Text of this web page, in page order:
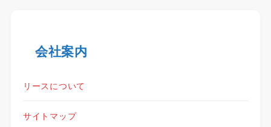
会社案内
リースについて
サイトマップ